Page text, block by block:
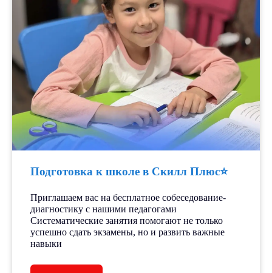
Подготовка к школе в Скилл Плюс⭐️
Приглашаем вас на бесплатное собеседование-
диагностику с нашими педагогами
Систематические занятия помогают не только
успешно сдать экзамены, но и развить важные
навыки